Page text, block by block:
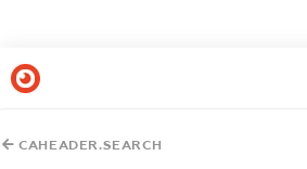
CAHEADER.SEARCH